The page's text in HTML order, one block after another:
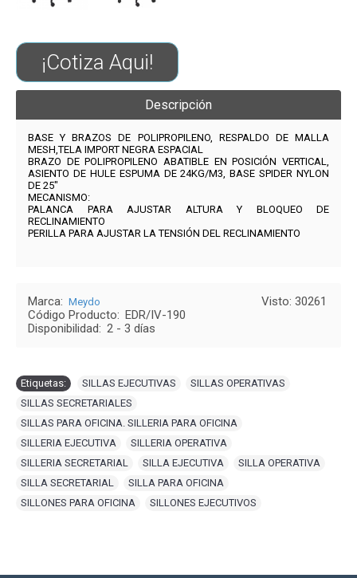
¡Cotiza Aqui!
Descripción
BASE Y BRAZOS DE POLIPROPILENO, RESPALDO DE MALLA
MESH,TELA IMPORT NEGRA ESPACIAL
BRAZO DE POLIPROPILENO ABATIBLE EN POSICIÓN VERTICAL,
ASIENTO DE HULE ESPUMA DE 24KG/M3, BASE SPIDER NYLON
DE 25″
MECANISMO:
PALANCA PARA AJUSTAR ALTURA Y BLOQUEO DE
RECLINAMIENTO
PERILLA PARA AJUSTAR LA TENSIÓN DEL RECLINAMIENTO
Visto: 30261
Marca: Meydo
Código Producto: EDR/IV-190
Disponibilidad: 2 - 3 días
Etiquetas: SILLAS EJECUTIVAS SILLAS OPERATIVAS
SILLAS SECRETARIALES
SILLAS PARA OFICINA. SILLERIA PARA OFICINA
SILLERIA EJECUTIVA
SILLERIA OPERATIVA
SILLERIA SECRETARIAL
SILLA EJECUTIVA SILLA OPERATIVA
SILLA SECRETARIAL
SILLA PARA OFICINA
SILLONES PARA OFICINA
SILLONES EJECUTIVOS